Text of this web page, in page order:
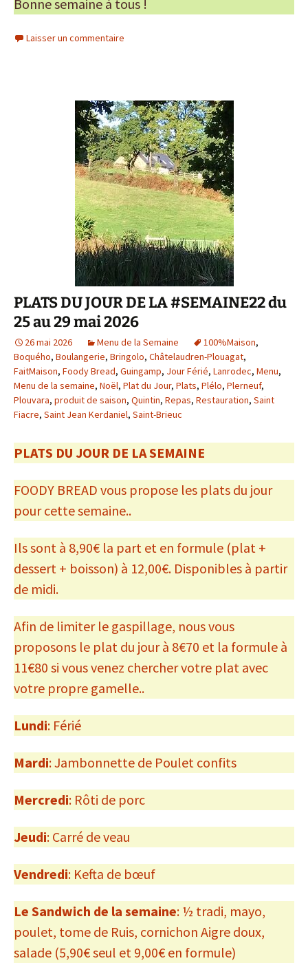
Bonne semaine à tous !
Laisser un commentaire
PLATS DU JOUR DE LA #SEMAINE22 du
25 au 29 mai 2026
26 mai 2026 Menu de la Semaine 100%Maison,
Boquého, Boulangerie, Bringolo, Châtelaudren-Plouagat,
FaitMaison, Foody Bread, Guingamp, Jour Férié, Lanrodec, Menu,
Menu de la semaine, Noël, Plat du Jour, Plats, Plélo, Plerneuf,
Plouvara, produit de saison, Quintin, Repas, Restauration, Saint
Fiacre, Saint Jean Kerdaniel, Saint-Brieuc
PLATS DU JOUR DE LA SEMAINE
FOODY BREAD vous propose les plats du jour
pour cette semaine..
Ils sont à 8,90€ la part et en formule (plat +
dessert + boisson) à 12,00€. Disponibles à partir
de midi.
Afin de limiter le gaspillage, nous vous
proposons le plat du jour à 8€70 et la formule à
11€80 si vous venez chercher votre plat avec
votre propre gamelle..
Lundi: Férié
Mardi: Jambonnette de Poulet confits
Mercredi: Rôti de porc
Jeudi: Carré de veau
Vendredi: Kefta de bœuf
Le Sandwich de la semaine: ½ tradi, mayo,
poulet, tome de Ruis, cornichon Aigre doux,
salade (5,90€ seul et 9,00€ en formule)